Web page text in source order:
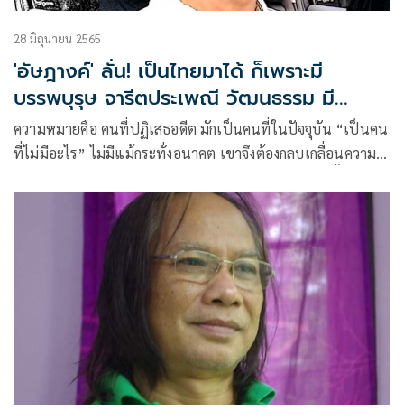
28 มิถุนายน 2565
'อัษฎางค์' ลั่น! เป็นไทยมาได้ ก็เพราะมี
บรรพบุรุษ จารีตประเพณี วัฒนธรรม มี
สถาบันพระมหากษัตริย์
ความหมายคือ คนที่ปฏิเสธอดีต มักเป็นคนที่ในปัจจุบัน “เป็นคน
ที่ไม่มีอะไร” ไม่มีแม้กระทั่งอนาคต เขาจึงต้องกลบเกลื่อนความ